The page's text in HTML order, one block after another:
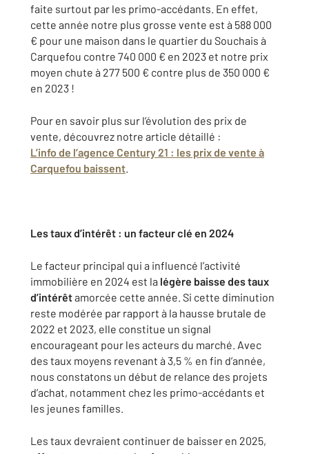
faite surtout par les primo-accédants. En effet,
cette année notre plus grosse vente est à 588 000
€ pour une maison dans le quartier du Souchais à
Carquefou contre 740 000 € en 2023 et notre prix
moyen chute à 277 500 € contre plus de 350 000 €
en 2023 !
Pour en savoir plus sur l’évolution des prix de
vente, découvrez notre article détaillé :
L’info de l’agence Century 21 : les prix de vente à
Carquefou baissent.
Les taux d’intérêt : un facteur clé en 2024
Le facteur principal qui a influencé l’activité
immobilière en 2024 est la légère baisse des taux
d’intérêtamorcée cette année. Si cette diminution
reste modérée par rapport à la hausse brutale de
2022 et 2023, elle constitue un signal
encourageant pour les acteurs du marché. Avec
des taux moyens revenant à 3,5 % en fin d’année,
nous constatons un début de relance des projets
d’achat, notamment chez les primo-accédants et
les jeunes familles.
Les taux devraient continuer de baisser en 2025,